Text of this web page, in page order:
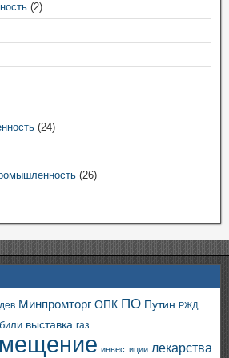
(2)
(24)
(26)
Минпромторг ОПК ПО Путин РЖД
выставка газ
инвестиции лекарства